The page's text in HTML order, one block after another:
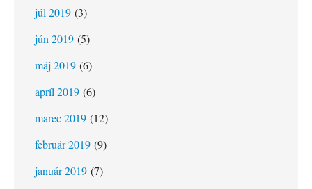
júl 2019 (3)
jún 2019 (5)
máj 2019 (6)
apríl 2019 (6)
marec 2019 (12)
február 2019 (9)
január 2019 (7)